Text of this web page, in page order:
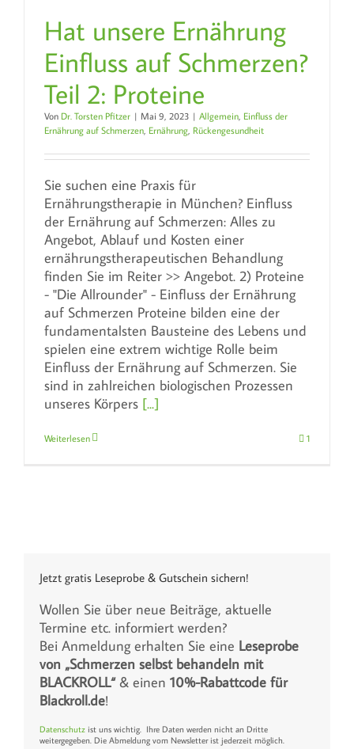
Hat unsere Ernährung
Einfluss auf Schmerzen?
Teil 2: Proteine
Von Dr. Torsten Pfitzer | Mai 9, 2023 | Allgemein Einfluss der
Ernährung auf Schmerzen Ernährung Rückengesundheit
Sie suchen eine Praxis für
Ernährungstherapie in München? Einfluss
der Ernährung auf Schmerzen: Alles zu
Angebot, Ablauf und Kosten einer
ernährungstherapeutischen Behandlung
finden Sie im Reiter >> Angebot. 2) Proteine
- "Die Allrounder" - Einfluss der Ernährung
auf Schmerzen Proteine bilden eine der
fundamentalsten Bausteine des Lebens und
spielen eine extrem wichtige Rolle beim
Einfluss der Ernährung auf Schmerzen. Sie
sind in zahlreichen biologischen Prozessen
unseres Körpers [...]
Weiterlesen 1
Jetzt gratis Leseprobe & Gutschein sichern!
Wollen Sie über neue Beiträge, aktuelle
Termine etc. informiert werden?
Bei Anmeldung erhalten Sie eine Leseprobe
von „Schmerzen selbst behandeln mit
BLACKROLL“& einen 10%-Rabattcode für
Blackroll.de!
Datenschutz ist uns wichtig. Ihre Daten werden nicht an Dritte
weitergegeben. Die Abmeldung vom Newsletter ist jederzeit möglich.